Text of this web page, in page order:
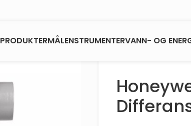
PRODUKTERMÅLENSTRUMENTERVANN- OG